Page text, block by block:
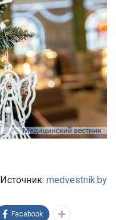
Источник: medvestnik.by
Facebook